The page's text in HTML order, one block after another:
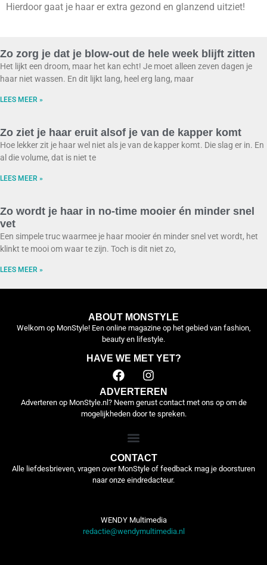
Hierdoor gaat je haar er extra gezond en glanzend uitziet!
Zo zorg je dat je blow-out de hele week blijft zitten
Het lijkt een droom, maar het kan echt! Je moet alleen zeven dagen je
haar niet wassen. En dit lijkt lang, heel erg lang, maar
LEES MEER »
Zo ziet je haar eruit alsof je van de kapper komt
Hoe lekker zit je haar wel niet als je van de kapper komt. Die slag er in. En
al die volume, dat is niet te
LEES MEER »
Zo wordt je haar in no-time mooier én minder snel
vet
Een simpele truc waarmee je haar mooier én minder snel vet wordt, het
klinkt te mooi om waar te zijn. Toch is dit niet zo,
LEES MEER »
ABOUT MONSTYLE
Welkom op MonStyle! Een online magazine op het gebied van fashion,
beauty en lifestyle.
HAVE WE MET YET?
ADVERTEREN
Adverteren op MonStyle.nl? Neem gerust contact met ons op om de
mogelijkheden door te spreken.
CONTACT
Alle liefdesbrieven, vragen over MonStyle of feedback mag je doorsturen
naar onze eindredacteur.
WENDY Multimedia
redactie@wendymultimedia.nl